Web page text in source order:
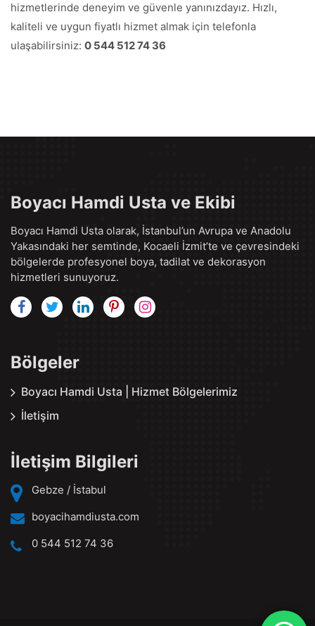
hizmetlerinde deneyim ve güvenle yanınızdayız. Hızlı,
kaliteli ve uygun fiyatlı hizmet almak için telefonla
ulaşabilirsiniz: 0 544 512 74 36
Boyacı Hamdi Usta ve Ekibi
Boyacı Hamdi Usta olarak, İstanbul’un Avrupa ve Anadolu
Yakasındaki her semtinde, Kocaeli İzmit’te ve çevresindeki
bölgelerde profesyonel boya, tadilat ve dekorasyon
hizmetleri sunuyoruz.
Bölgeler
Boyacı Hamdi Usta | Hizmet Bölgelerimiz
İletişim
İletişim Bilgileri
Gebze / İstabul
boyacihamdiusta.com
0 544 512 74 36